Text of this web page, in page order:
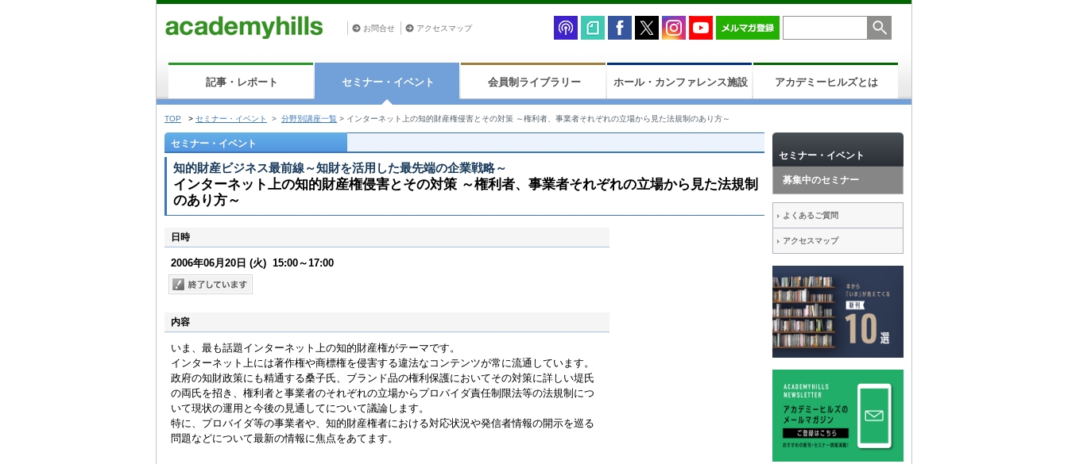
お問合せ アクセスマップ
記事・レポート セミナー・イベント 会員制ライブラリー ホール・カンファレンス施設 アカデミーヒルズとは
TOP > セミナー・イベント > 分野別講座一覧 > インターネット上の知的財産権侵害とその対策 ～権利者、事業者それぞれの立場から見た法規制のあり方～
セミナー・イベント
知的財産ビジネス最前線～知財を活用した最先端の企業戦略～
インターネット上の知的財産権侵害とその対策 ～権利者、事業者それぞれの立場から見た法規制
のあり方～
日時
2006年06月20日 (火) 15:00～17:00
内容
いま、最も話題インターネット上の知的財産権がテーマです。
インターネット上には著作権や商標権を侵害する違法なコンテンツが常に流通しています。
政府の知財政策にも精通する桑子氏、ブランド品の権利保護においてその対策に詳しい堤氏
の両氏を招き、権利者と事業者のそれぞれの立場からプロバイダ責任制限法等の法規制につ
いて現状の運用と今後の見通してについて議論します。
特に、プロバイダ等の事業者や、知的財産権者における対応状況や発信者情報の開示を巡る
問題などについて最新の情報に焦点をあてます。
セミナー・イベント
募集中のセミナー
よくあるご質問
アクセスマップ